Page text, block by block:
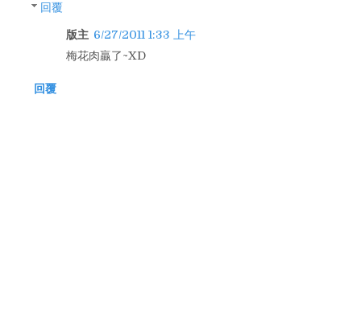
回覆
版主 6/27/2011 1:33 上午
梅花肉贏了~XD
回覆